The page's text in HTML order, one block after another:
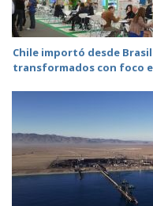
Chile importó desde
transformados con foco